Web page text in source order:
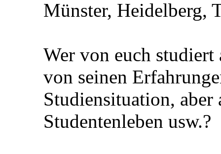
Münster, Heidelberg,
Wer von euch
von seinen
Studiensituation, aber
Studentenleben usw.?